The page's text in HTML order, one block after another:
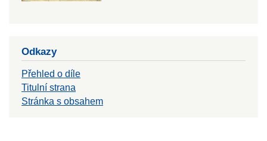
Odkazy
Přehled o díle
Titulní strana
Stránka s obsahem